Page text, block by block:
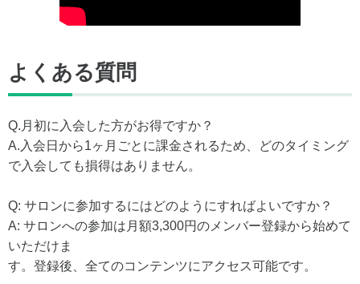
よくある質問
Q.月初に入会した方がお得ですか？
A.入会日から1ヶ月ごとに課金されるため、どのタイミング
で入会しても損得はありません。
Q: サロンに参加するにはどのようにすればよいですか？
A: サロンへの参加は月額3,300円のメンバー登録から始めて
いただけま
す。登録後、全てのコンテンツにアクセス可能です。